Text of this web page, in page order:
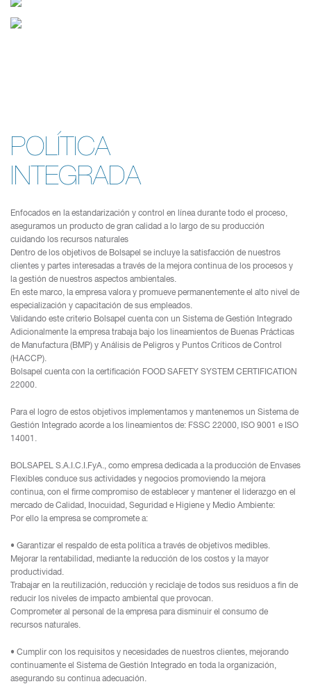
POLÍTICA
INTEGRADA
Enfocados en la estandarización y control en línea durante todo el proceso,
aseguramos un producto de gran calidad a lo largo de su producción
cuidando los recursos naturales
Dentro de los objetivos de Bolsapel se incluye la satisfacción de nuestros
clientes y partes interesadas a través de la mejora continua de los procesos y
la gestión de nuestros aspectos ambientales.
En este marco, la empresa valora y promueve permanentemente el alto nivel de
especialización y capacitación de sus empleados.
Validando este criterio Bolsapel cuenta con un Sistema de Gestión Integrado
Adicionalmente la empresa trabaja bajo los lineamientos de Buenas Prácticas
de Manufactura (BMP) y Análisis de Peligros y Puntos Críticos de Control
(HACCP).
Bolsapel cuenta con la certificación FOOD SAFETY SYSTEM CERTIFICATION
22000.
Para el logro de estos objetivos implementamos y mantenemos un Sistema de
Gestión Integrado acorde a los lineamientos de: FSSC 22000, ISO 9001 e ISO
14001.
BOLSAPEL S.A.I.C.I.FyA., como empresa dedicada a la producción de Envases
Flexibles conduce sus actividades y negocios promoviendo la mejora
continua, con el firme compromiso de establecer y mantener el liderazgo en el
mercado de Calidad, Inocuidad, Seguridad e Higiene y Medio Ambiente:
Por ello la empresa se compromete a:
• Garantizar el respaldo de esta política a través de objetivos medibles.
Mejorar la rentabilidad, mediante la reducción de los costos y la mayor
productividad.
Trabajar en la reutilización, reducción y reciclaje de todos sus residuos a fin de
reducir los niveles de impacto ambiental que provocan.
Comprometer al personal de la empresa para disminuir el consumo de
recursos naturales.
• Cumplir con los requisitos y necesidades de nuestros clientes, mejorando
continuamente el Sistema de Gestión Integrado en toda la organización,
asegurando su continua adecuación.